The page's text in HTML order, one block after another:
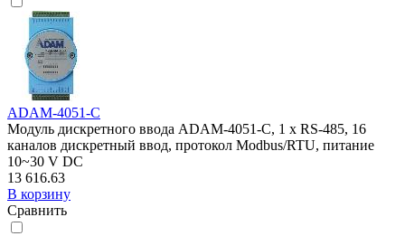
ADAM-4051-C
Модуль дискретного ввода ADAM-4051-C, 1 x RS-485, 16
каналов дискретный ввод, протокол Modbus/RTU, питание
10~30 V DC
13 616.63
В корзину
Сравнить